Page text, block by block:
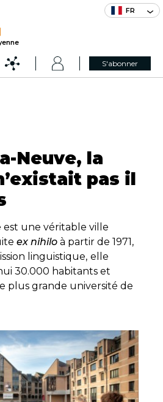
FR
S'abonner
Neuve, la
pas il
est une véritable ville
ex nihilo à partir de 1971,
linguistique, elle
30.000 habitants et
plus grande université de